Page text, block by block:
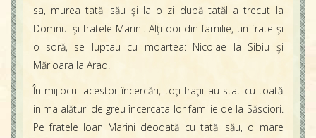
sa, murea tatăl său şi la o zi după tatăl a trecut la
Domnul şi fratele Marini. Alţi doi din familie, un frate şi
o soră, se luptau cu moartea: Nicolae la Sibiu şi
Mărioara la Arad.
În mijlocul acestor încercări, toţi fraţii au stat cu toată
inima alături de greu încercata lor familie de la Săsciori.
Pe fratele Ioan Marini deodată cu tatăl său, o mare